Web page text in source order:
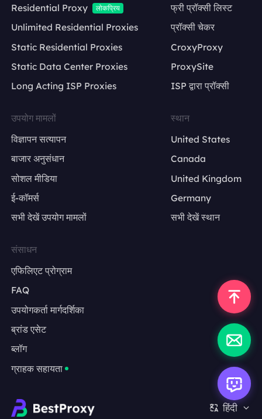
Residential Proxy
लोकप्रिय
Unlimited Residential Proxies
Static Residential Proxies
Static Data Center Proxies
Long Acting ISP Proxies
फ्री प्रॉक्सी लिस्ट
प्रॉक्सी चेकर
CroxyProxy
ProxySite
ISP द्वारा प्रॉक्सी
उपयोग मामलों
विज्ञापन सत्यापन
बाजार अनुसंधान
सोशल मीडिया
ई-कॉमर्स
सभी देखें उपयोग मामलों
स्थान
United States
Canada
United Kingdom
Germany
सभी देखें स्थान
संसाधन
एफिलिएट प्रोग्राम
FAQ
उपयोगकर्ता मार्गदर्शिका
ब्रांड एसेट
ब्लॉग
ग्राहक सहायता
हिंदी